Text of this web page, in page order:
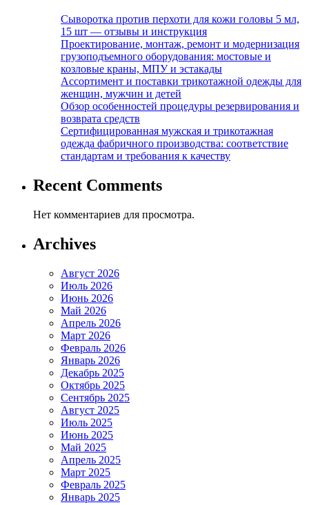
Сыворотка против перхоти для кожи головы 5 мл,
15 шт — отзывы и инструкция
Проектирование, монтаж, ремонт и модернизация
грузоподъемного оборудования: мостовые и
козловые краны, МПУ и эстакады
Ассортимент и поставки трикотажной одежды для
женщин, мужчин и детей
Обзор особенностей процедуры резервирования и
возврата средств
Сертифицированная мужская и трикотажная
одежда фабричного производства: соответствие
стандартам и требования к качеству
Recent Comments
Нет комментариев для просмотра.
Archives
Август 2026
Июль 2026
Июнь 2026
Май 2026
Апрель 2026
Март 2026
Февраль 2026
Январь 2026
Декабрь 2025
Октябрь 2025
Сентябрь 2025
Август 2025
Июль 2025
Июнь 2025
Май 2025
Апрель 2025
Март 2025
Февраль 2025
Январь 2025